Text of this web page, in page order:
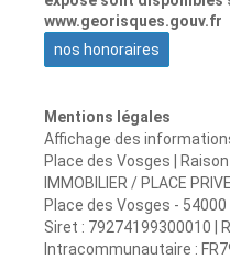
www.georisques.gouv.fr
nos honoraires
Mentions légales
Affichage des
Place des Vosges | Raison
IMMOBILIER / PLACE
Place des Vosges - 54000
Siret : 79274199300010 |
Intracommunautaire :